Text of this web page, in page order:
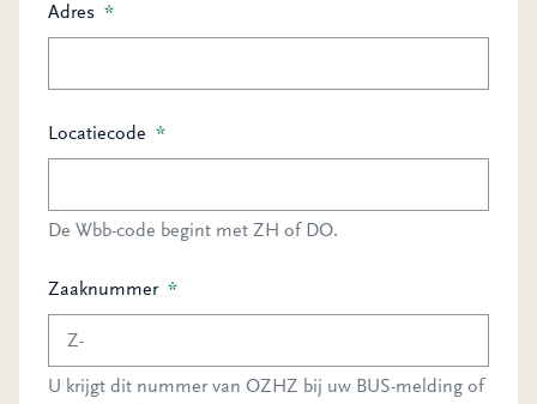
Adres *
Locatiecode *
De Wbb-code begint met ZH of DO.
Zaaknummer *
U krijgt dit nummer van OZHZ bij uw BUS-melding of